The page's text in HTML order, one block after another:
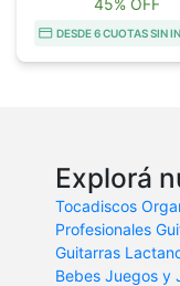
DESDE 6 CUOTAS SIN
Explorá
Tocadiscos
Profesionales
Guitarras
Bebes Juegos y